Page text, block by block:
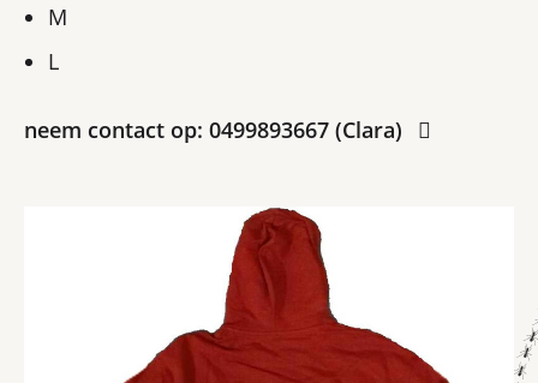
M
L
neem contact op: 0499893667 (Clara)